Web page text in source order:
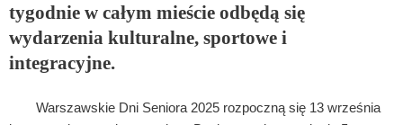
tygodnie w całym mieście odbędą się
wydarzenia kulturalne, sportowe i
integracyjne.
Warszawskie Dni Seniora 2025 rozpoczną się 13 września